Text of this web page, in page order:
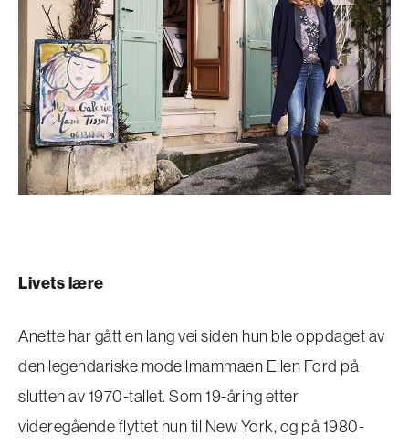
Livets lære
Anette har gått en lang vei siden hun ble oppdaget av
den legendariske modellmammaen Eilen Ford på
slutten av 1970-tallet. Som 19-åring etter
videregående flyttet hun til New York, og på 1980-